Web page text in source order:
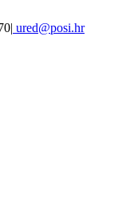
| ured@posi.hr